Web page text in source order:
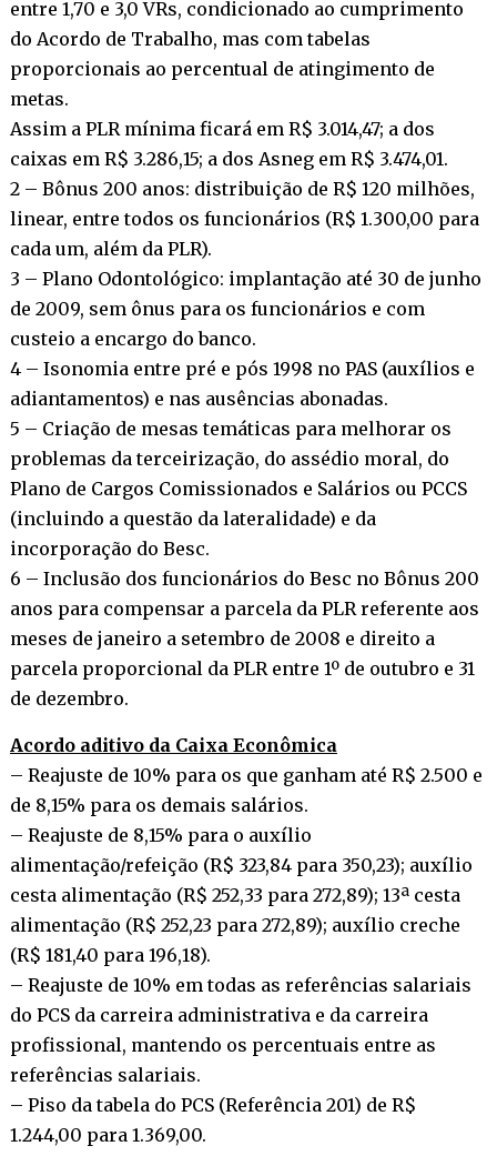
entre 1,70 e 3,0 VRs, condicionado ao cumprimento
do Acordo de Trabalho, mas com tabelas
proporcionais ao percentual de atingimento de
metas.
Assim a PLR mínima ficará em R$ 3.014,47; a dos
caixas em R$ 3.286,15; a dos Asneg em R$ 3.474,01.
2 – Bônus 200 anos: distribuição de R$ 120 milhões,
linear, entre todos os funcionários (R$ 1.300,00 para
cada um, além da PLR).
3 – Plano Odontológico: implantação até 30 de junho
de 2009, sem ônus para os funcionários e com
custeio a encargo do banco.
4 – Isonomia entre pré e pós 1998 no PAS (auxílios e
adiantamentos) e nas ausências abonadas.
5 – Criação de mesas temáticas para melhorar os
problemas da terceirização, do assédio moral, do
Plano de Cargos Comissionados e Salários ou PCCS
(incluindo a questão da lateralidade) e da
incorporação do Besc.
6 – Inclusão dos funcionários do Besc no Bônus 200
anos para compensar a parcela da PLR referente aos
meses de janeiro a setembro de 2008 e direito a
parcela proporcional da PLR entre 1º de outubro e 31
de dezembro.
Acordo aditivo da Caixa Econômica
– Reajuste de 10% para os que ganham até R$ 2.500 e
de 8,15% para os demais salários.
– Reajuste de 8,15% para o auxílio
alimentação/refeição (R$ 323,84 para 350,23); auxílio
cesta alimentação (R$ 252,33 para 272,89); 13ª cesta
alimentação (R$ 252,23 para 272,89); auxílio creche
(R$ 181,40 para 196,18).
– Reajuste de 10% em todas as referências salariais
do PCS da carreira administrativa e da carreira
profissional, mantendo os percentuais entre as
referências salariais.
– Piso da tabela do PCS (Referência 201) de R$
1.244,00 para 1.369,00.